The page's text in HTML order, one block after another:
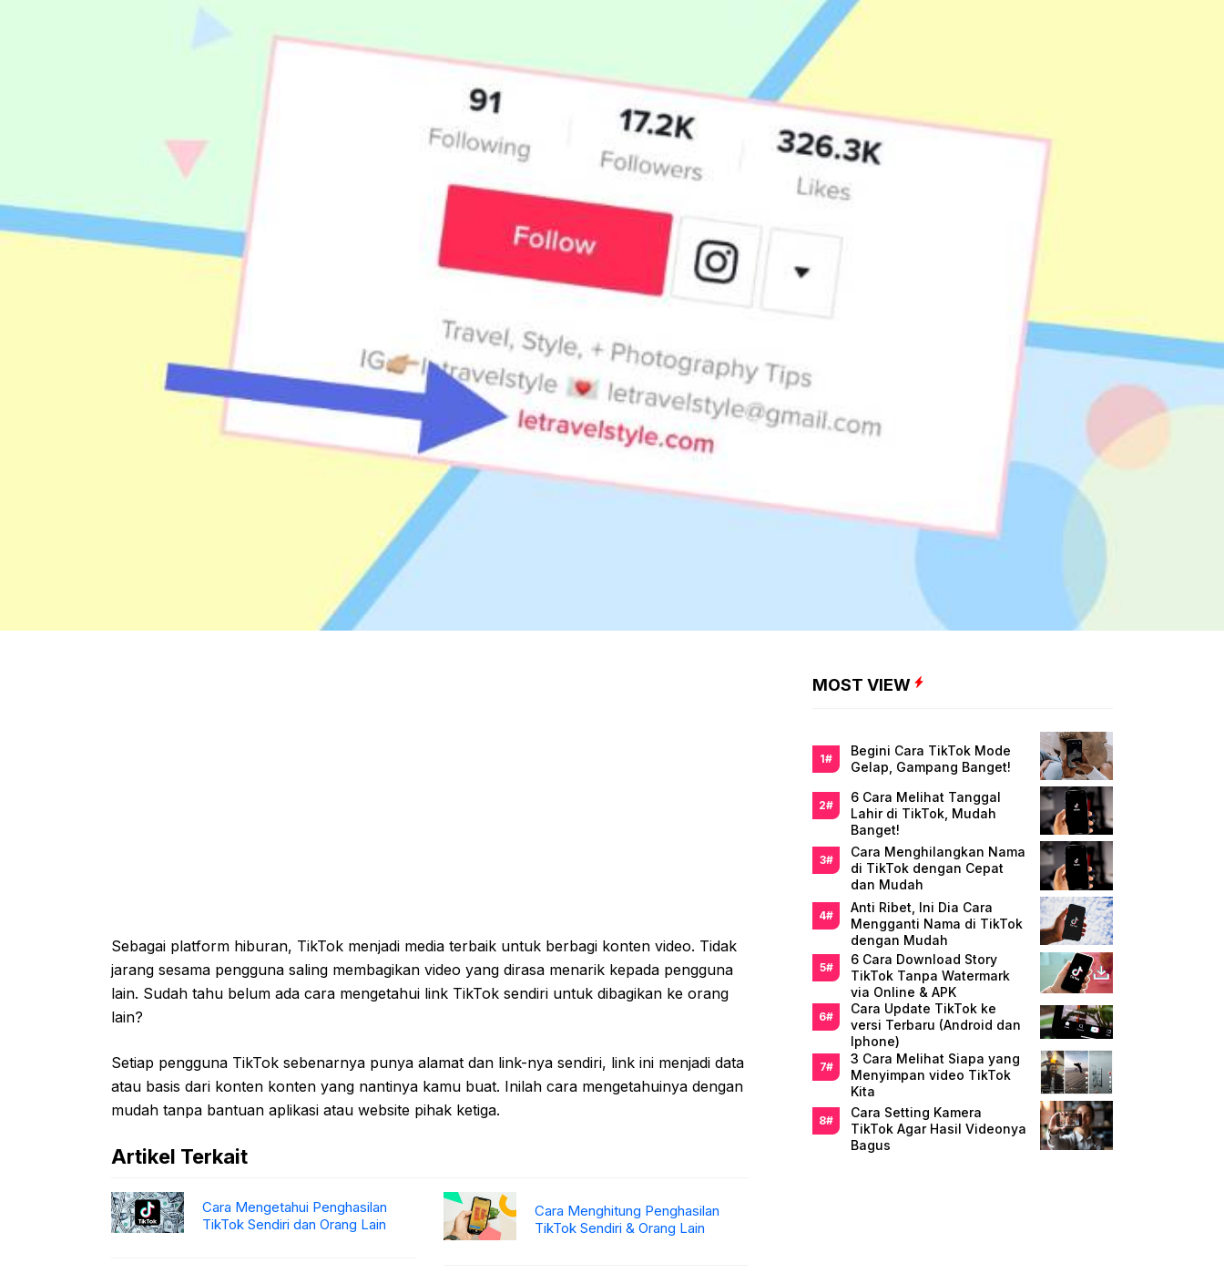
Sebagai platform hiburan, TikTok menjadi media terbaik untuk berbagi konten video. Tidak
jarang sesama pengguna saling membagikan video yang dirasa menarik kepada pengguna
lain. Sudah tahu belum ada cara mengetahui link TikTok sendiri untuk dibagikan ke orang
lain?
Setiap pengguna TikTok sebenarnya punya alamat dan link-nya sendiri, link ini menjadi data
atau basis dari konten konten yang nantinya kamu buat. Inilah cara mengetahuinya dengan
mudah tanpa bantuan aplikasi atau website pihak ketiga.
Artikel Terkait
Cara Mengetahui Penghasilan
TikTok Sendiri dan Orang Lain
Cara Menghitung Penghasilan
TikTok Sendiri & Orang Lain
MOST VIEW
Begini Cara TikTok Mode
Gelap, Gampang Banget!
6 Cara Melihat Tanggal
Lahir di TikTok, Mudah
Banget!
Cara Menghilangkan Nama
di TikTok dengan Cepat
dan Mudah
Anti Ribet, Ini Dia Cara
Mengganti Nama di TikTok
dengan Mudah
6 Cara Download Story
TikTok Tanpa Watermark
via Online & APK
Cara Update TikTok ke
versi Terbaru (Android dan
Iphone)
3 Cara Melihat Siapa yang
Menyimpan video TikTok
Kita
Cara Setting Kamera
TikTok Agar Hasil Videonya
Bagus